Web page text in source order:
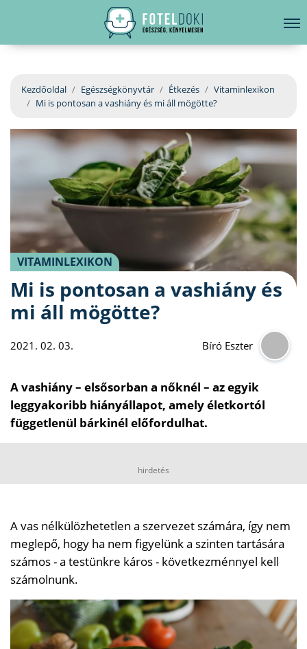
EGÉSZSÉGKÖNYVTÁR
BETEGSÉGKALAUZ
ÜGYELETKERESŐ
ORVOS VÁLASZOL
ORVOSKERESŐ
hirdetés
Kezdőoldal Egészségkönyvtár Étkezés
Vitaminlexikon
Mi is pontosan a vashiány és mi áll mögötte?
VITAMINLEXIKON
Mi is pontosan a vashiány és
mi áll mögötte?
2021. 02. 03. Bíró Eszter
A vashiány – elsősorban a nőknél – az egyik
leggyakoribb hiányállapot, amely életkortól
függetlenül bárkinél előfordulhat.
hirdetés
A vas nélkülözhetetlen a szervezet számára, így nem
meglepő, hogy ha nem figyelünk a szinten tartására
számos - a testünkre káros - következménnyel kell
számolnunk.